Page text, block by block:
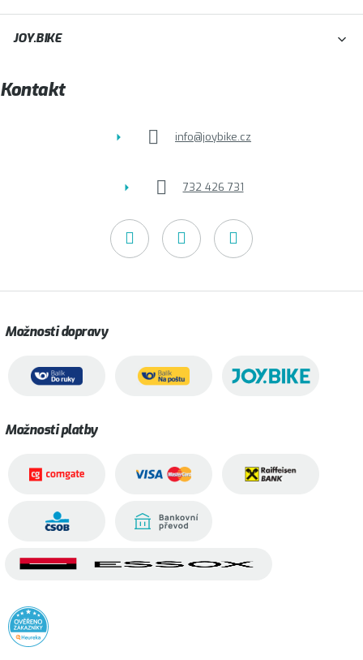
t
í
JOY.BIKE
Kontakt
info@joybike.cz
732 426 731
Možnosti dopravy
Možnosti platby